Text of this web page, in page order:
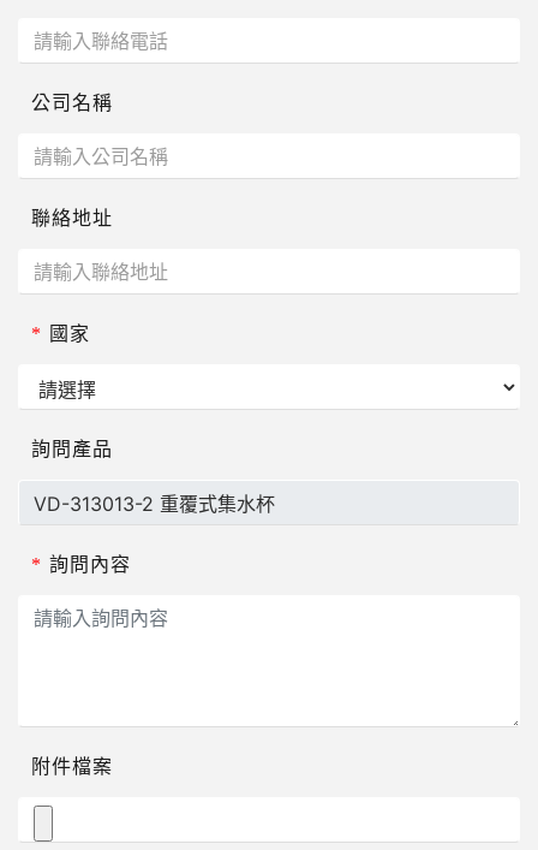
公司名稱
聯絡地址
* 國家
詢問產品
* 詢問內容
附件檔案